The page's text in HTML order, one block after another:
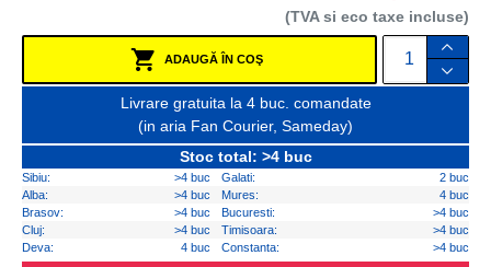
(TVA si eco taxe incluse)
ADAUGĂ ÎN COŞ
Livrare gratuita la 4 buc. comandate
(in aria Fan Courier, Sameday)
Stoc total: >4 buc
Sibiu: >4 buc Galati:
2 buc
Alba:
>4 buc Mures:
4 buc
Brasov:
>4 buc Bucuresti:
>4 buc
Cluj:
>4 buc Timisoara:
>4 buc
Deva:
4 buc Constanta: >4 buc